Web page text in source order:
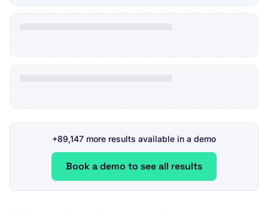
+89,147 more results available in a demo
Book a demo to see all results